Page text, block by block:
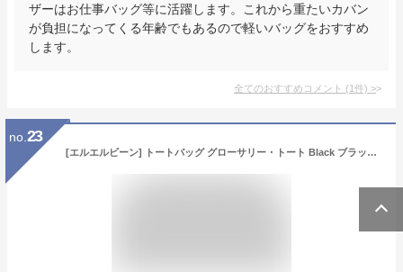
ザーはお仕事バッグ等に活躍します。これから重たいカバン
が負担になってくる年齢でもあるので軽いバッグをおすすめ
します。
全てのおすすめコメント (1件) >
no. 23
[エルエルビーン] トートバッグ グローサリー・トート Black ブラック １００００７０６２９